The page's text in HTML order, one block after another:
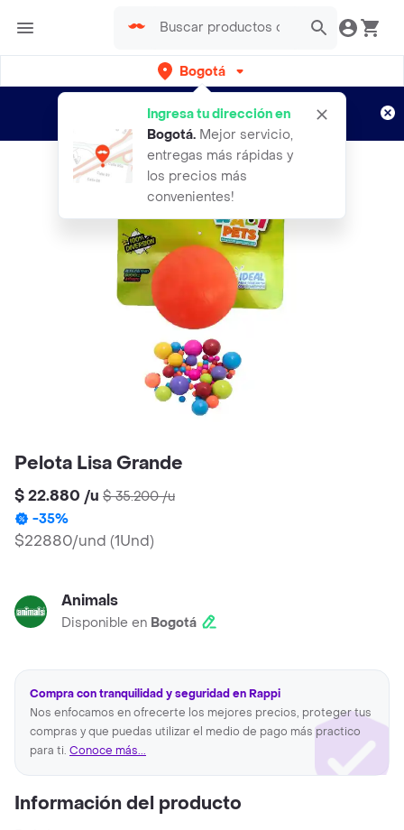
Bogotá
Ingresa tu dirección en
Bogotá. Mejor servicio,
entregas más rápidas y
los precios más
convenientes!
envíos gratis por semanas
Aplican TyC
Pelota Lisa Grande
$ 22.880 /u $ 35.200/u
-35%
$22880/und (1Und)
Animals
Disponible en Bogotá
Compra con tranquilidad y seguridad en Rappi
Nos enfocamos en ofrecerte los mejores precios, proteger tus
compras y que puedas utilizar el medio de pago más practico
para ti. Conoce más...
Información del producto